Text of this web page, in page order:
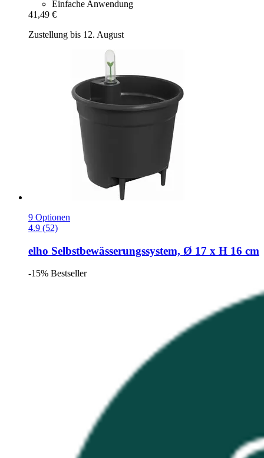
Einfache Anwendung
41,49 €
Zustellung bis 12. August
9 Optionen
4.9 (52)
elho Selbstbewässerungssystem, Ø 17 x H 16 cm
-15% Bestseller